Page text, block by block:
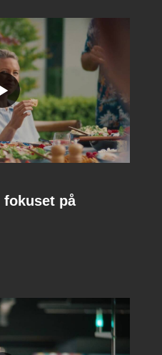
fokuset på